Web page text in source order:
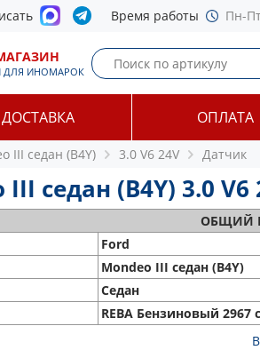
Время работы Пн-
ДЛЯ ИНОМАРОК
ДОСТАВКА ОПЛАТА
III седан (B4Y) 3.0 V6 24V Датчик
седан (B4Y) 3.0 V6
ОБЩИЙ
Ford
Mondeo III седан (B4Y)
Седан
REBA Бензиновый 2967